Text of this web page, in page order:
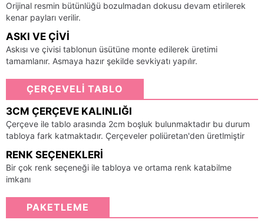
Orijinal resmin bütünlüğü bozulmadan dokusu devam etirilerek
kenar payları verilir.
ASKI VE ÇIVI
Askısı ve çivisi tablonun üsütüne monte edilerek üretimi
tamamlanır. Asmaya hazır şekilde sevkiyatı yapılır.
ÇERÇEVELİ TABLO
3CM ÇERÇEVE KALINLIĞI
Çerçeve ile tablo arasında 2cm boşluk bulunmaktadır bu durum
tabloya fark katmaktadır. Çerçeveler poliüretan'den üretlmiştir
RENK SEÇENEKLERI
Bir çok renk seçeneği ile tabloya ve ortama renk katabilme
imkanı
PAKETLEME